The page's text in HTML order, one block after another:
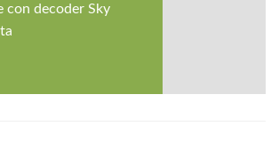
con decoder Sky